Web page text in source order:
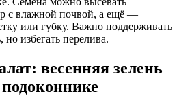
с влажной почвой, а ещё —
или губку. Важно поддерживать
избегать перелива.
весенняя зелень